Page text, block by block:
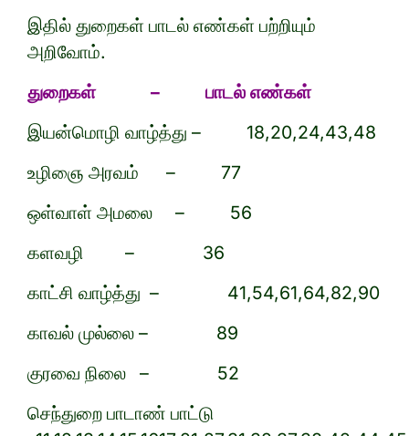
இதில் துறைகள் பாடல் எண்கள் பற்றியும்
அறிவோம்.
துறைகள் – பாடல் எண்கள்
இயன்மொழி வாழ்த்து – 18,20,24,43,48
உழிஞை அரவம் – 77
ஒள்வாள் அமலை – 56
களவழி – 36
காட்சி வாழ்த்து – 41,54,61,64,82,90
காவல் முல்லை – 89
குரவை நிலை – 52
செந்துறை பாடாண் பாட்டு